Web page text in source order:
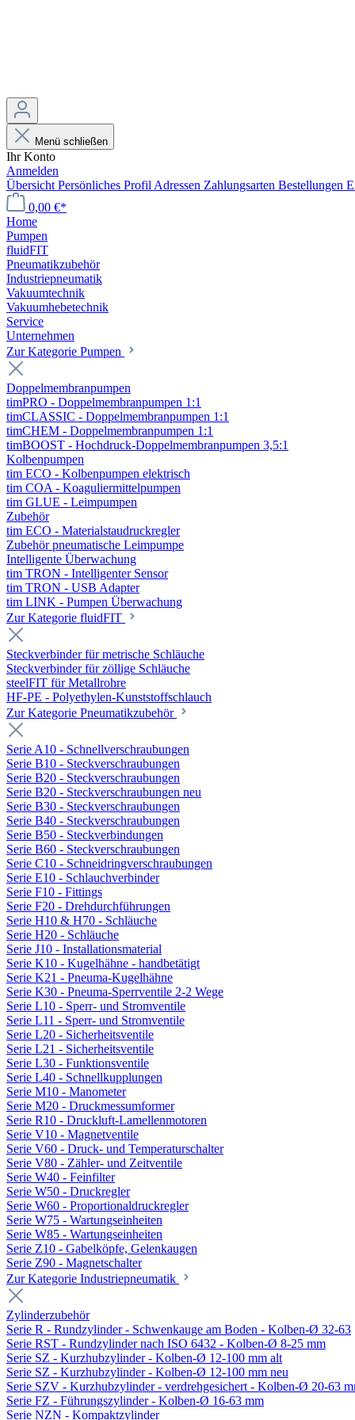
Menü schließen
Ihr Konto
Anmelden
Übersicht Persönliches Profil Adressen Zahlungsarten Bestellungen
0,00 €*
Home
Pumpen
fluidFIT
Pneumatikzubehör
Industriepneumatik
Vakuumtechnik
Vakuumhebetechnik
Service
Unternehmen
Zur Kategorie Pumpen
Doppelmembranpumpen
timPRO - Doppelmembranpumpen 1:1
timCLASSIC - Doppelmembranpumpen 1:1
timCHEM - Doppelmembranpumpen 1:1
timBOOST - Hochdruck-Doppelmembranpumpen 3,5:1
Kolbenpumpen
tim ECO - Kolbenpumpen elektrisch
tim COA - Koaguliermittelpumpen
tim GLUE - Leimpumpen
Zubehör
tim ECO - Materialstaudruckregler
Zubehör pneumatische Leimpumpe
Intelligente Überwachung
tim TRON - Intelligenter Sensor
tim TRON - USB Adapter
tim LINK - Pumpen Überwachung
Zur Kategorie fluidFIT
Steckverbinder für metrische Schläuche
Steckverbinder für zöllige Schläuche
steelFIT für Metallrohre
HF-PE - Polyethylen-Kunststoffschlauch
Zur Kategorie Pneumatikzubehör
Serie A10 - Schnellverschraubungen
Serie B10 - Steckverschraubungen
Serie B20 - Steckverschraubungen
Serie B20 - Steckverschraubungen neu
Serie B30 - Steckverschraubungen
Serie B40 - Steckverschraubungen
Serie B50 - Steckverbindungen
Serie B60 - Steckverschraubungen
Serie C10 - Schneidringverschraubungen
Serie E10 - Schlauchverbinder
Serie F10 - Fittings
Serie F20 - Drehdurchführungen
Serie H10 & H70 - Schläuche
Serie H20 - Schläuche
Serie J10 - Installationsmaterial
Serie K10 - Kugelhähne - handbetätigt
Serie K21 - Pneuma-Kugelhähne
Serie K30 - Pneuma-Sperrventile 2-2 Wege
Serie L10 - Sperr- und Stromventile
Serie L11 - Sperr- und Stromventile
Serie L20 - Sicherheitsventile
Serie L21 - Sicherheitsventile
Serie L30 - Funktionsventile
Serie L40 - Schnellkupplungen
Serie M10 - Manometer
Serie M20 - Druckmessumformer
Serie R10 - Druckluft-Lamellenmotoren
Serie V10 - Magnetventile
Serie V60 - Druck- und Temperaturschalter
Serie V80 - Zähler- und Zeitventile
Serie W40 - Feinfilter
Serie W50 - Druckregler
Serie W60 - Proportionaldruckregler
Serie W75 - Wartungseinheiten
Serie W85 - Wartungseinheiten
Serie Z10 - Gabelköpfe, Gelenkaugen
Serie Z90 - Magnetschalter
Zur Kategorie Industriepneumatik
Zylinderzubehör
Serie R - Rundzylinder - Schwenkauge am Boden - Kolben-Ø 32-63
Serie RST - Rundzylinder nach ISO 6432 - Kolben-Ø 8-25 mm
Serie SZ - Kurzhubzylinder - Kolben-Ø 12-100 mm alt
Serie SZ - Kurzhubzylinder - Kolben-Ø 12-100 mm neu
Serie SZV - Kurzhubzylinder - verdrehgesichert - Kolben-Ø 20-63
Serie FZ - Führungszylinder - Kolben-Ø 16-63 mm
Serie NZN - Kompaktzylinder